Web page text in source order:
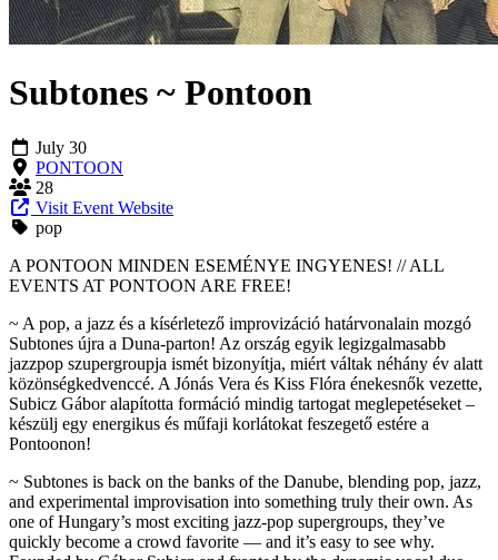
Subtones ~ Pontoon
July 30
PONTOON
28
Visit Event Website
pop
A PONTOON MINDEN ESEMÉNYE INGYENES! // ALL
EVENTS AT PONTOON ARE FREE!
~ A pop, a jazz és a kísérletező improvizáció határvonalain mozgó
Subtones újra a Duna-parton! Az ország egyik legizgalmasabb
jazzpop szupergroupja ismét bizonyítja, miért váltak néhány év alatt
közönségkedvenccé. A Jónás Vera és Kiss Flóra énekesnők vezette,
Subicz Gábor alapította formáció mindig tartogat meglepetéseket –
készülj egy energikus és műfaji korlátokat feszegető estére a
Pontoonon!
~ Subtones is back on the banks of the Danube, blending pop, jazz,
and experimental improvisation into something truly their own. As
one of Hungary’s most exciting jazz-pop supergroups, they’ve
quickly become a crowd favorite — and it’s easy to see why.